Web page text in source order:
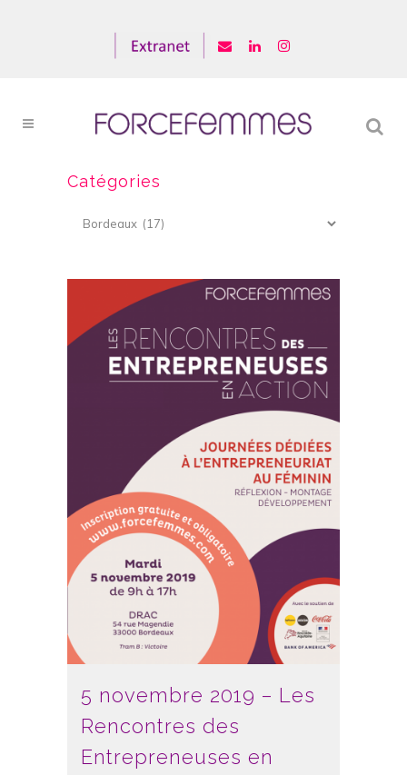
Catégories
Catégories
5 novembre 2019 – Les
Rencontres des
Entrepreneuses en